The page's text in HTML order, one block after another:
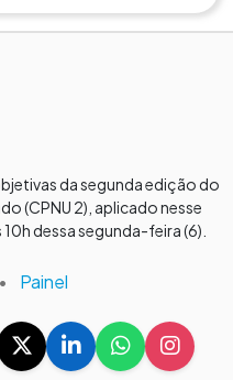
da segunda edição do
(CPNU 2), aplicado nesse
dessa segunda-feira (6).
• Painel